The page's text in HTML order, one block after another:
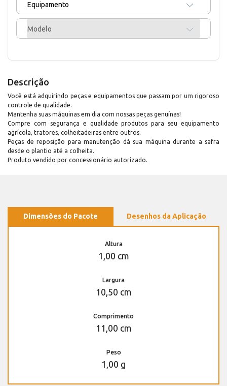
Equipamento
Modelo
Descrição
Você está adquirindo peças e equipamentos que passam por um rigoroso
controle de qualidade.
Mantenha suas máquinas em dia com nossas peças genuínas!
Compre com segurança e qualidade produtos para seu equipamento
agrícola, tratores, colheitadeiras entre outros.
Peças de reposição para manutenção dá sua máquina durante a safra
desde o plantio até a colheita.
Produto vendido por concessionário autorizado.
Dimensões do Pacote Desenhos da Aplicação
Altura
1,00 cm
Largura
10,50 cm
Comprimento
11,00 cm
Peso
1,00 g